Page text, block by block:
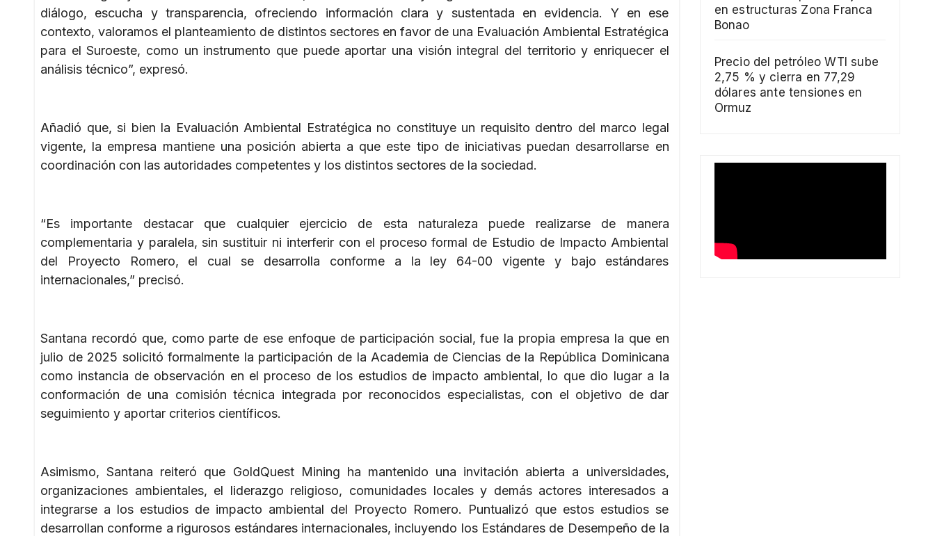
diálogo, escucha y transparencia, ofreciendo información clara y sustentada en evidencia. Y en ese
contexto, valoramos el planteamiento de distintos sectores en favor de una Evaluación Ambiental Estratégica
para el Suroeste, como un instrumento que puede aportar una visión integral del territorio y enriquecer el
análisis técnico”, expresó.
Añadió que, si bien la Evaluación Ambiental Estratégica no constituye un requisito dentro del marco legal
vigente, la empresa mantiene una posición abierta a que este tipo de iniciativas puedan desarrollarse en
coordinación con las autoridades competentes y los distintos sectores de la sociedad.
“Es importante destacar que cualquier ejercicio de esta naturaleza puede realizarse de manera
complementaria y paralela, sin sustituir ni interferir con el proceso formal de Estudio de Impacto Ambiental
del Proyecto Romero, el cual se desarrolla conforme a la ley 64-00 vigente y bajo estándares
internacionales,” precisó.
Santana recordó que, como parte de ese enfoque de participación social, fue la propia empresa la que en
julio de 2025 solicitó formalmente la participación de la Academia de Ciencias de la República Dominicana
como instancia de observación en el proceso de los estudios de impacto ambiental, lo que dio lugar a la
conformación de una comisión técnica integrada por reconocidos especialistas, con el objetivo de dar
seguimiento y aportar criterios científicos.
Asimismo, Santana reiteró que GoldQuest Mining ha mantenido una invitación abierta a universidades,
organizaciones ambientales, el liderazgo religioso, comunidades locales y demás actores interesados a
integrarse a los estudios de impacto ambiental del Proyecto Romero. Puntualizó que estos estudios se
desarrollan conforme a rigurosos estándares internacionales, incluyendo los Estándares de Desempeño de la
en estructuras Zona Franca
Bonao
Precio del petróleo WTI sube
2,75 % y cierra en 77,29
dólares ante tensiones en
Ormuz